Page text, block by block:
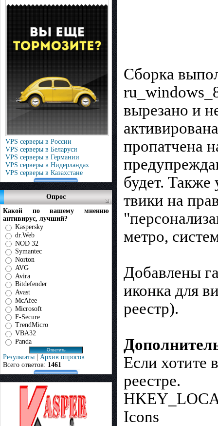
VPS серверы в России
VPS серверы в Беларуси
VPS серверы в Германии
VPS серверы в Нидерландах
VPS серверы в Казахстане
Опрос
Какой по вашему мнению
антивирус, лучший?
Kaspersky
dr.Web
NOD 32
Symantec
Norton
AVG
Avira
Bitdefender
Avast
McAfee
Microsoft
F-Secure
TrendMicro
VBA32
Panda
Результаты | Архив опросов
Всего ответов: 1461
Сборка
вырезано и
пропатчена
будет. Также
твики на
метро,
Добавлены
иконка для
реестр).
Если хотите
реестре.
Icons